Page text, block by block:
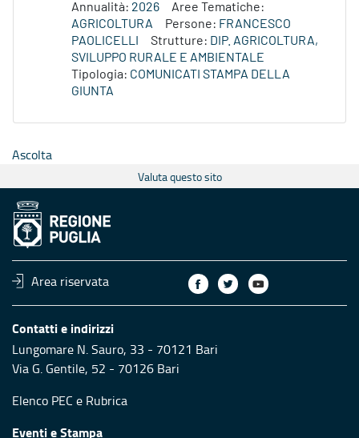
Annualità: 2026
Aree Tematiche:
AGRICOLTURA
Persone: FRANCESCO
PAOLICELLI
Strutture: DIP. AGRICOLTURA,
SVILUPPO RURALE E AMBIENTALE
Tipologia: COMUNICATI STAMPA DELLA
GIUNTA
Ascolta
Valuta questo sito
Area riservata
Contatti e indirizzi
Lungomare N. Sauro, 33 - 70121 Bari
Via G. Gentile, 52 - 70126 Bari
Elenco PEC e Rubrica
Eventi e Stampa